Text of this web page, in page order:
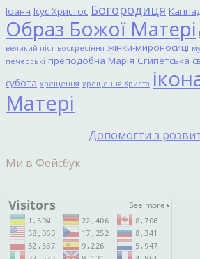
Іоанн Ісус Христос Богородиця
Образ Божої Матері
великий піст воскресіння жінки-мироносиці
печерські преподобна Марія Єгипетська
субота хрещення хрещення Христа
Матері
Допомогти з
Ми в Фейсбук